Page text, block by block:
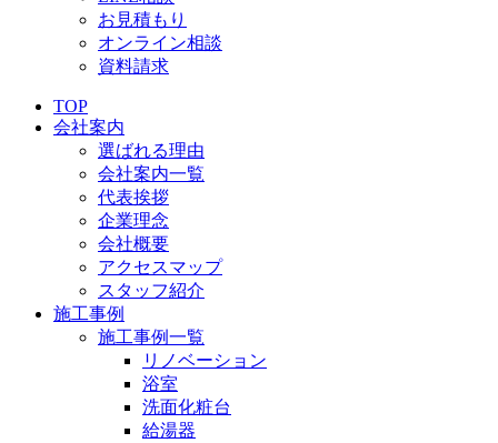
お見積もり
オンライン相談
資料請求
TOP
会社案内
選ばれる理由
会社案内一覧
代表挨拶
企業理念
会社概要
アクセスマップ
スタッフ紹介
施工事例
施工事例一覧
リノベーション
浴室
洗面化粧台
給湯器